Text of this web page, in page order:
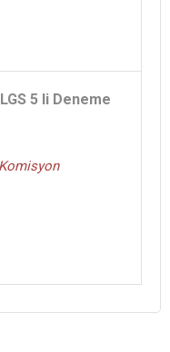
5 li Deneme